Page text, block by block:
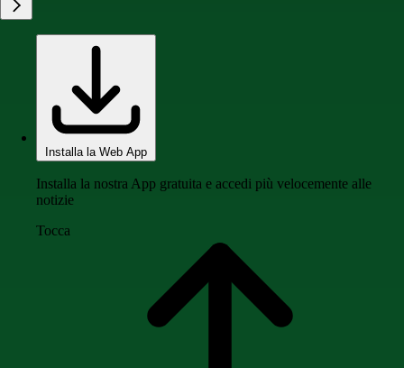
Installa la Web App
Installa la nostra App gratuita e accedi più velocemente alle
notizie
Tocca